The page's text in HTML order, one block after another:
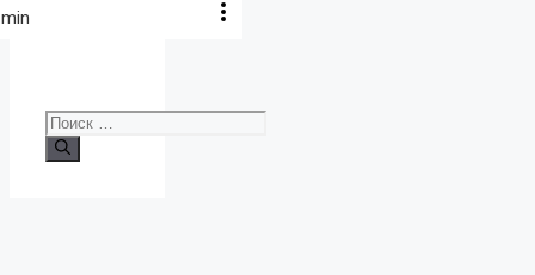
Поиск: